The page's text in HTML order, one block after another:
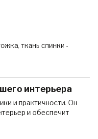
ткань спинки -
интерьера
и практичности. Он
и обеспечит